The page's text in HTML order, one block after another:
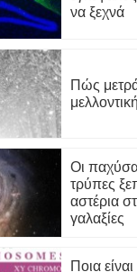
να ξεχνά
Πώς
Οι
τρύπες
αστέρια
γαλαξίες
Ποια